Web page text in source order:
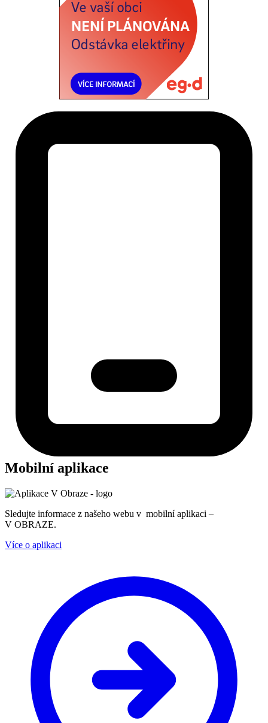
Mobilní aplikace
Sledujte informace z našeho webu v mobilní aplikaci –
V OBRAZE.
Více o aplikaci